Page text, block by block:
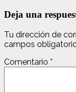
Deja una
Tu dirección de
campos
Comentario *